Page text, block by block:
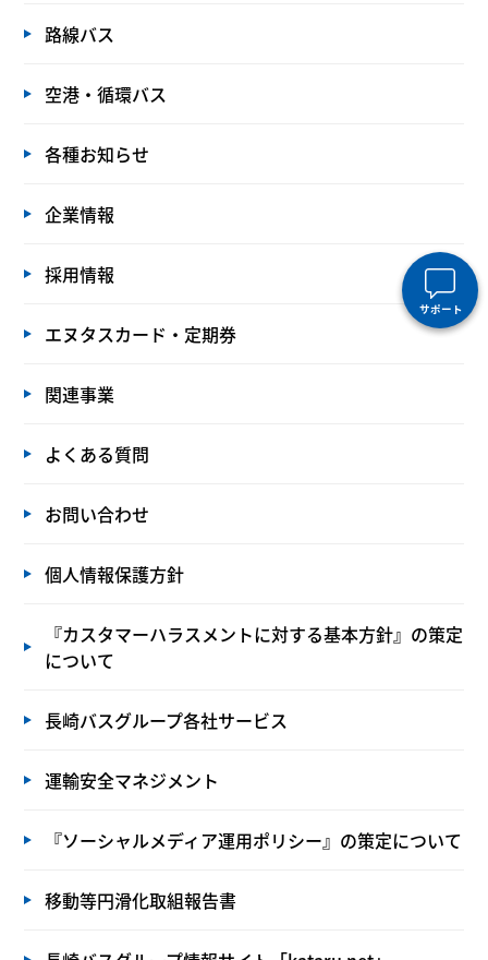
サポート
路線バス
空港・循環バス
各種お知らせ
企業情報
採用情報
エヌタスカード・定期券
関連事業
よくある質問
お問い合わせ
個人情報保護方針
『カスタマーハラスメントに対する基本方針』の策定
について
長崎バスグループ各社サービス
運輸安全マネジメント
『ソーシャルメディア運用ポリシー』の策定について
移動等円滑化取組報告書